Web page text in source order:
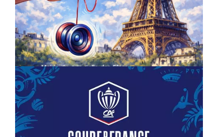
COMPÉTITIONS CULTURE EN FAMILLE JEUNESSE & SPORTS
Championnat de France de la FYYA
le 18 avril – Paris 14e
On18/03/2026byWebmaster2Risi